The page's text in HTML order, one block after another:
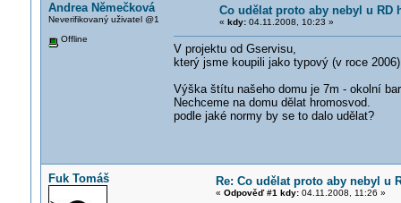
Andrea Němečková
Neverifikovaný uživatel @1
Offline
Co udělat proto aby nebyl u RD
« kdy:04.11.2008, 10:23 »
V projektu od Gservisu,
který jsme koupili jako typový (v roce
Výška štítu našeho domu je 7m - okolní
Nechceme na domu dělat hromosvod.
podle jaké normy by se to dalo udělat?
Fuk Tomáš Re: Co udělat proto aby nebyl u
« Odpověď #1 kdy:04.11.2008, 11:26 »